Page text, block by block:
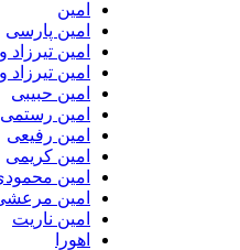
امین پارسی
امین تیرزاد و سام
امین تیرزاد و علی فلاح
امین حبیبی
امین رستمی
امین رفیعی
امین کریمی
امین محمودی
امین مرعشی
امین ناریت